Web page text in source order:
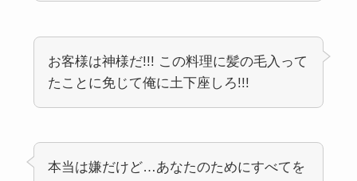
お客様は神様だ!!! この料理に髪の毛入って
たことに免じて俺に土下座しろ!!!
本当は嫌だけど…あなたのためにすべてを